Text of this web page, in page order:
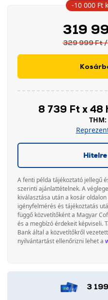
319
329 999 Ft/
8 739 Ft x 48
Hitelre
A fenti példa tájékoztató jellegű
szerinti ajánlattételnek. A
kiválasztása után a kosár
igényfelmérés és tájékoztatás
függő közvetítőként a Magyar
és a megbízó érdekeit képviseli.
Bank által a közvetítőkről
nyilvántartást ellenőrizni lehet a
-10 000 Ft
3 199